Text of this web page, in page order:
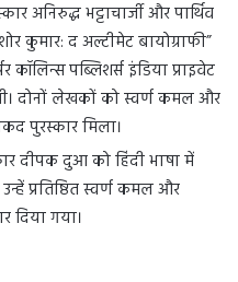
अनिरुद्ध भट्टाचार्जी और पार्थिव
कुमार: द अल्टीमेट बायोग्राफी”
पब्लिशर्स इंडिया प्राइवेट
दोनों लेखकों को स्वर्ण कमल और
पुरस्कार मिला।
दीपक दुआ को हिंदी भाषा में
प्रतिष्ठित स्वर्ण कमल और
दिया गया।